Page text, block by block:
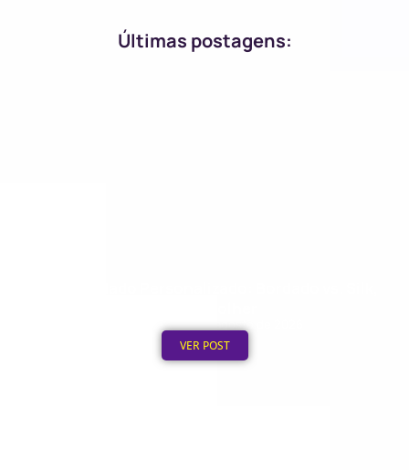
Últimas postagens:
Publicado em: 8 de agosto de 2026
VER POST